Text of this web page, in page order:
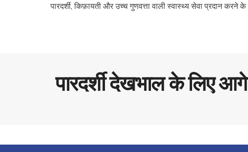
पारदर्शी, किफ़ायती और उच्च गुणवत्ता वाली स्वास्थ्य सेवा प्रदान
पारदर्शी देखभाल के लिए